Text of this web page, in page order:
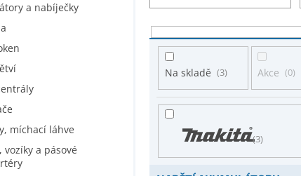
a nabíječky
míchací láhve
vozíky a pásové
Na skladě 3 Akce 0
3
V